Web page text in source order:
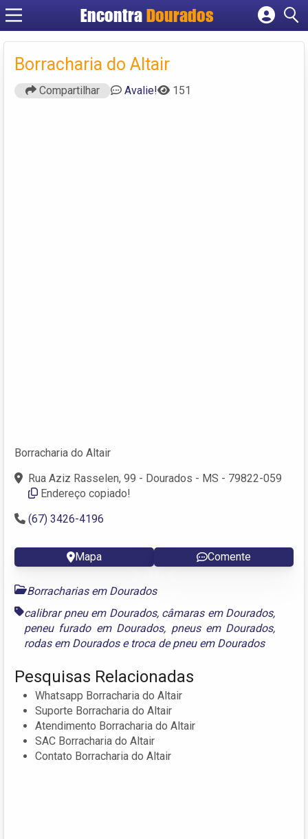
EncontraDourados
Cadastrar empresa
Criar conta
Borracharia do Altair
Compartilhar Avalie! 151
Borracharia do Altair
Rua Aziz Rasselen, 99 - Dourados - MS - 79822-059
Endereço copiado!
(67) 3426-4196
Mapa Comente
Borracharias em Dourados
calibrar pneu em Dourados, câmaras em Dourados,
peneu furado em Dourados, pneus em Dourados,
rodas em Douradose troca de pneu em Dourados
Pesquisas Relacionadas
Whatsapp Borracharia do Altair
Suporte Borracharia do Altair
Atendimento Borracharia do Altair
SAC Borracharia do Altair
Contato Borracharia do Altair